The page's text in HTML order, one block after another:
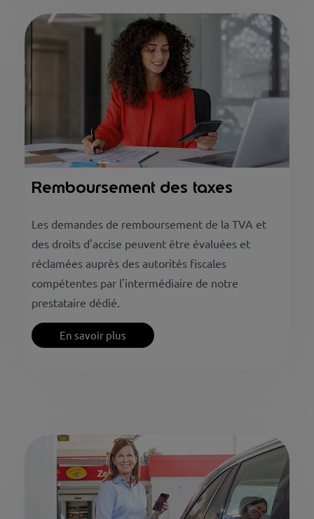
Remboursement des taxes
Les demandes de remboursement de la TVA et
des droits d'accise peuvent être évaluées et
réclamées auprès des autorités fiscales
compétentes par l'intermédiaire de notre
prestataire dédié.
En savoir plus